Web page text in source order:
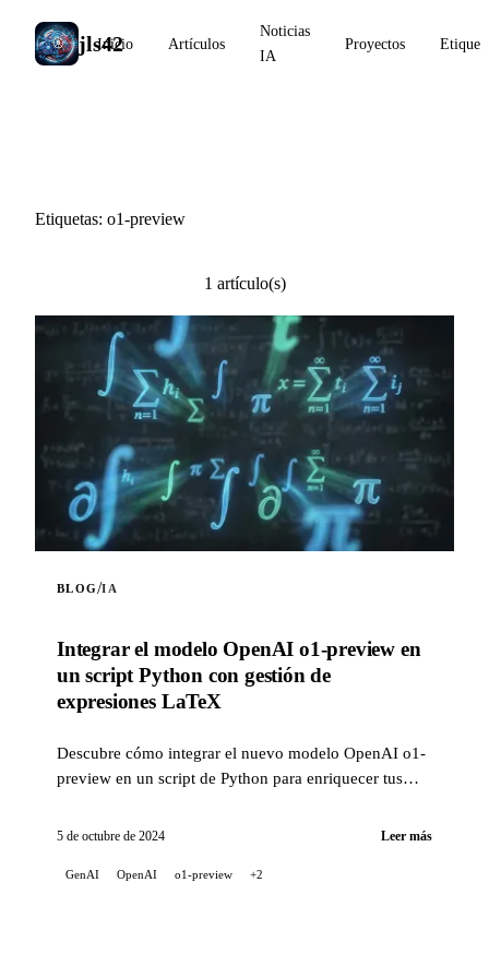
jls42
Inicio Artículos
Noticias
IA
Proyectos
Etiquetas: o1-preview
1 artículo(s)
BLOG/IA
Integrar el modelo OpenAI o1-preview en
un script Python con gestión de
expresiones LaTeX
Descubre cómo integrar el nuevo modelo OpenAI o1-
preview en un script de Python para enriquecer tus
5 de octubre de 2024 Leer más
GenAI OpenAI o1-preview +2